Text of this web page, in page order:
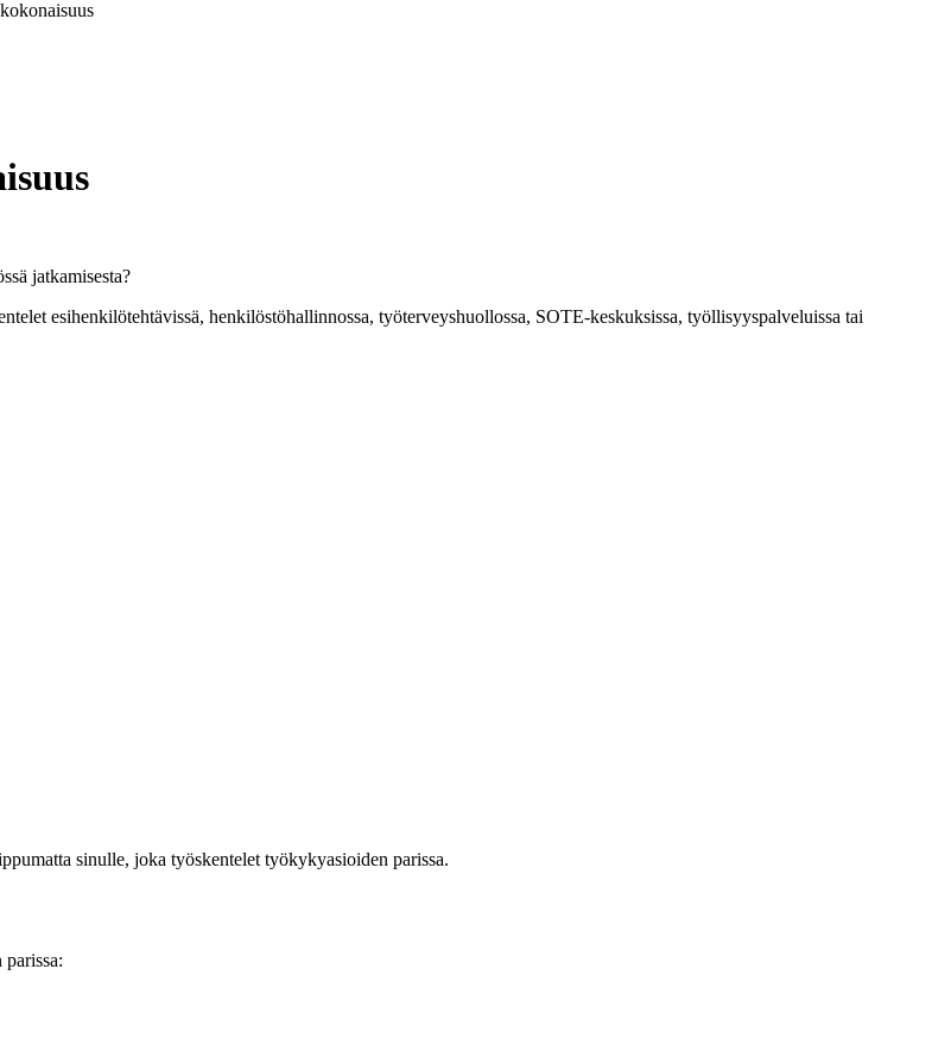
jatkamisesta?
esihenkilötehtävissä, henkilöstöhallinnossa, työterveyshuollossa, SOTE-keskuksissa, työllisyyspalveluissa tai
sinulle, joka työskentelet työkykyasioiden parissa.